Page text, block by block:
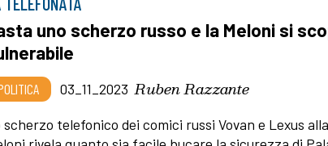
uno scherzo russo e la Meloni si
03_11_2023 Ruben Razzante
scherzo telefonico dei comici russi Vovan e Lexus alla